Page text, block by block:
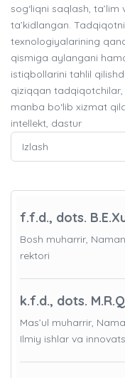
sog‘liqni saqlash,
ta’kidlangan.
texnologiyalarining
qismiga aylangani
istiqbollarini tahlil
qiziqqan
manba bo‘lib xizmat
intellekt, dastur
f.f.d., dots.
Bosh muharrir,
rektori
k.f.d., dots.
Mas’ul muharrir,
Ilmiy ishlar va